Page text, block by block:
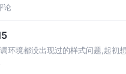
论
环境都没出现过的样式问题,起
树,此文记录一下如何直接使用ch